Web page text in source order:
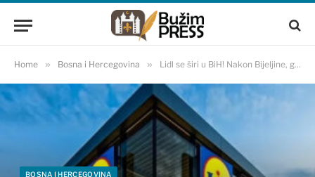
Home » Bosna i Hercegovina » Lidl se širi u BiH! Nakon Bijeljine, grade objekat u još jednom gradu
BOSNA I HERCEGOVINA